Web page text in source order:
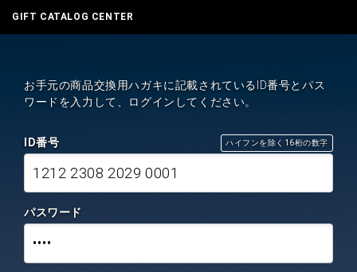
GIFT CATALOG CENTER
お手元の商品交換用ハガキに記載されているID番号とパス
ワードを入力して、ログインしてください。
ID番号 ハイフンを除く16桁の数字
1212 2308 2029 0001
パスワード